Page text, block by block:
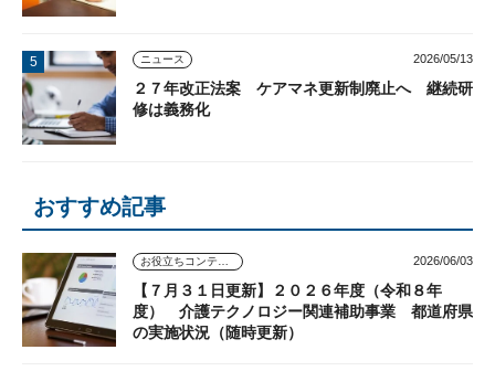
ニュース 2026/05/13
２７年改正法案 ケアマネ更新制廃止へ 継続研
修は義務化
おすすめ記事
2026/06/03
【７月３１日更新】２０２６年度（令和８年
度） 介護テクノロジー関連補助事業 都道府県
の実施状況（随時更新）